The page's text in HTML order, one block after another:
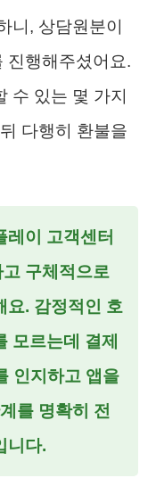
니, 상담원분이
진행해주셨어요.
수 있는 몇 가지
다행히 환불을
레이 고객센터
구체적으로
요. 감정적인 호
모르는데 결제
인지하고 앱을
를 명확히 전
니다.